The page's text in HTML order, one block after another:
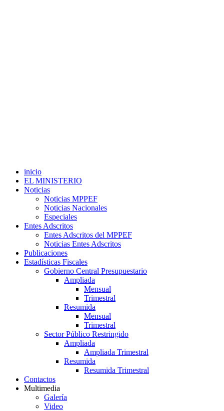
inicio
EL MINISTERIO
Noticias
Noticias MPPEF
Noticias Nacionales
Especiales
Entes Adscritos
Entes Adscritos del MPPEF
Noticias Entes Adscritos
Publicaciones
Estadísticas Fiscales
Gobierno Central Presupuestario
Ampliada
Mensual
Trimestral
Resumida
Mensual
Trimestral
Sector Público Restringido
Ampliada
Ampliada Trimestral
Resumida
Resumida Trimestral
Contactos
Multimedia
Galería
Video